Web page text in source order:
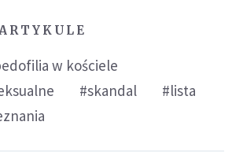
w kościele
#skandal
#lista